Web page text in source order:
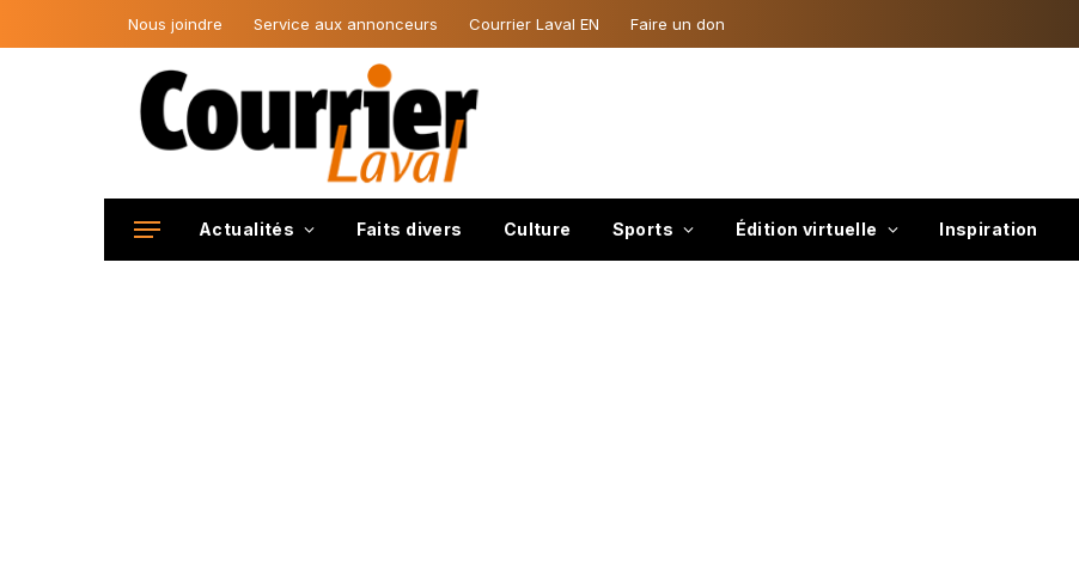
Nous joindre Service aux annonceurs Courrier Laval EN Faire un don
Actualités Faits divers Culture Sports Édition virtuelle Inspiration